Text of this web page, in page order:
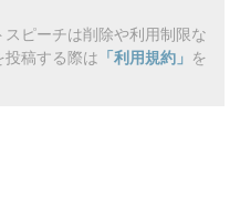
ピーチは削除や利用制限な
投稿する際は 「利用規約」 を